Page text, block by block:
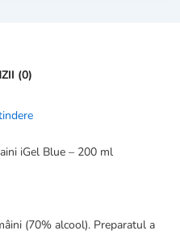
(0)
iGel Blue – 200 ml
(70% alcool). Preparatul a